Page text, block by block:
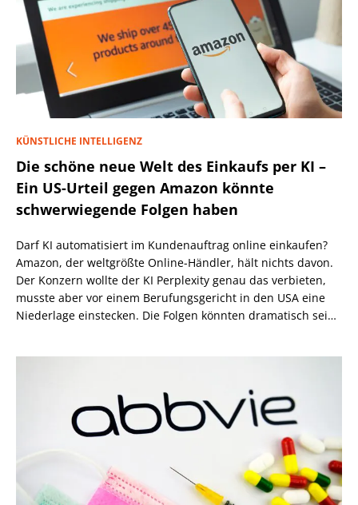
KÜNSTLICHE INTELLIGENZ
Die schöne neue Welt des Einkaufs per KI –
Ein US-Urteil gegen Amazon könnte
schwerwiegende Folgen haben
Darf KI automatisiert im Kundenauftrag online einkaufen?
Amazon, der weltgrößte Online-Händler, hält nichts davon.
Der Konzern wollte der KI Perplexity genau das verbieten,
musste aber vor einem Berufungsgericht in den USA eine
Niederlage einstecken. Die Folgen könnten dramatisch sein,